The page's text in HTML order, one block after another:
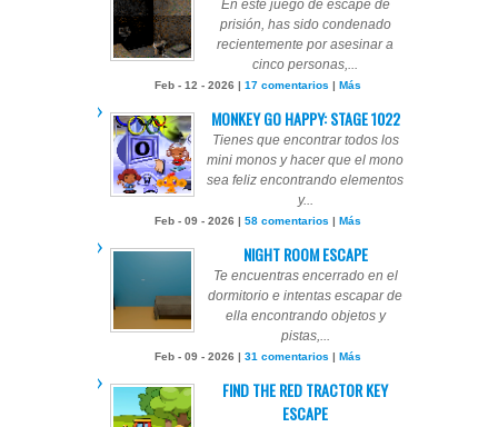
En este juego de escape de
prisión, has sido condenado
recientemente por asesinar a
cinco personas,...
Feb - 12 - 2026 | 17 comentarios Más
MONKEY GO HAPPY: STAGE 1022
Tienes que encontrar todos los
mini monos y hacer que el mono
sea feliz encontrando elementos
y...
Feb - 09 - 2026 | 58 comentarios Más
NIGHT ROOM ESCAPE
Te encuentras encerrado en el
dormitorio e intentas escapar de
ella encontrando objetos y
pistas,...
Feb - 09 - 2026 | 31 comentarios Más
FIND THE RED TRACTOR KEY
ESCAPE